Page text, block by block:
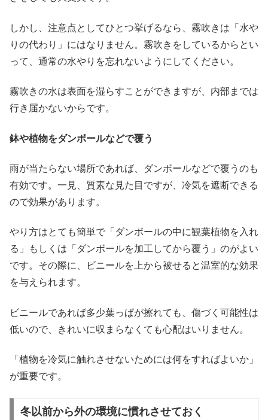
しかし、注意点としてひとつ挙げるなら、霧吹きは「水や
りの代わり」にはなりません。霧吹きをしているからとい
って、通常の水やりを忘れないようにしてください。
霧吹きの水は表面を湿らすことができますが、内部までは
行き届かないからです。
鉢や植物をダンボールなどで覆う
雨が当たらない場所であれば、ダンボールなどで覆うのも
有効です。一見、質素な見た目ですが、冷気を遮断できる
ので効果があります。
やり方はとても簡単で「ダンボールの中に観葉植物を入れ
る」もしくは「ダンボールを加工してから覆う」のがよい
です。その際に、ビニールを上から被せると温室的な効果
を与えられます。
ビニールであれば多少葉っぱが擦れても、傷づく可能性は
低いので、きれいに収まらなくても心配はいりません。
「植物を冷気に触れさせないためには何をすればよいか」
が重要です。
冬以前から外の環境に慣れさせておく